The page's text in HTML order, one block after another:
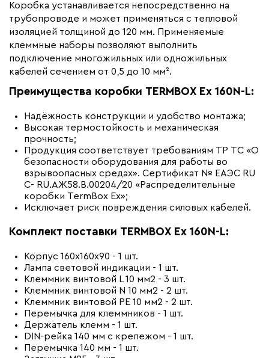
Коробка устанавливается непосредственно на
трубопроводе и может применяться с тепловой
изоляцией толщиной до 120 мм. Применяемые
клеммные наборы позволяют выполнить
подключение многожильных или одножильных
кабелей сечением от 0,5 до 10 мм².
Преимущества коробки TERMBOX Ex 160N-L:
Надёжность конструкции и удобство монтажа;
Высокая термостойкость и механическая
прочность;
Продукция соответствует требованиям ТР ТС «О
безопасности оборудования для работы во
взрывоопасных средах». Сертификат № ЕАЭС RU
C- RU.АЖ58.В.00204/20 «Распределительные
коробки TermBox Ex»;
Исключает риск повреждения силовых кабелей.
Комплект поставки TERMBOX Ex 160N-L:
Корпус 160х160х90 - 1 шт.
Лампа световой индикации - 1 шт.
Клеммник винтовой L 10 мм2 - 3 шт.
Клеммник винтовой N 10 мм2 - 2 шт.
Клеммник винтовой PE 10 мм2 - 2 шт.
Перемычка для клеммников - 1 шт.
Держатель клемм - 1 шт.
DIN-рейка 140 мм с крепежом - 1 шт.
Перемычка 140 мм - 1 шт.